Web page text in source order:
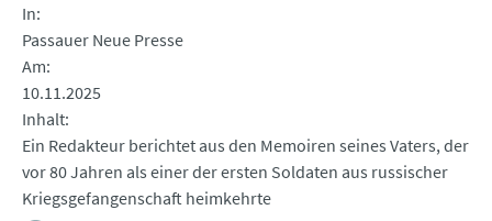
In
Passauer Neue Presse
Am
10.11.2025
Inhalt
Ein Redakteur berichtet aus den Memoiren seines Vaters, der
vor 80 Jahren als einer der ersten Soldaten aus russischer
Kriegsgefangenschaft heimkehrte